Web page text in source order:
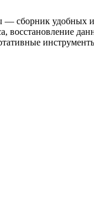
сборник удобных
восстановление